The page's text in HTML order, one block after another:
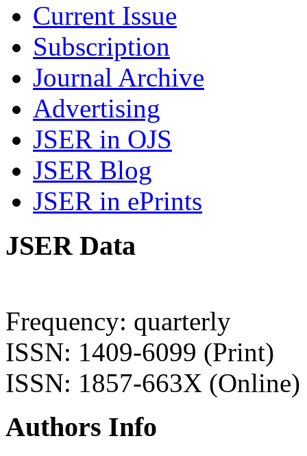
Current Issue
Subscription
Journal Archive
Advertising
JSER in OJS
JSER Blog
JSER in ePrints
JSER Data
Frequency: quarterly
ISSN: 1409-6099 (Print)
ISSN: 1857-663X (Online)
Authors Info